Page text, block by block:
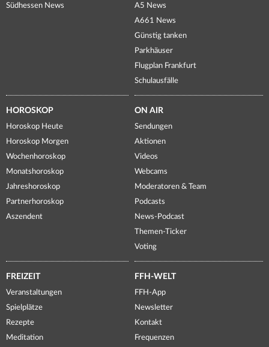
Südhessen News
A5 News
A661 News
Günstig tanken
Parkhäuser
Flugplan Frankfurt
Schulausfälle
HOROSKOP
Horoskop Heute
Horoskop Morgen
Wochenhoroskop
Monatshoroskop
Jahreshoroskop
Partnerhoroskop
Aszendent
ON AIR
Sendungen
Aktionen
Videos
Webcams
Moderatoren & Team
Podcasts
News-Podcast
Themen-Ticker
Voting
FREIZEIT
Veranstaltungen
Spielplätze
Rezepte
Meditation
FFH-WELT
FFH-App
Newsletter
Kontakt
Frequenzen